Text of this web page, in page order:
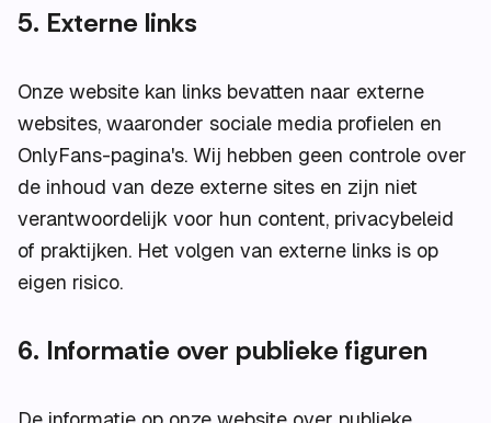
5. Externe links
Onze website kan links bevatten naar externe
websites, waaronder sociale media profielen en
OnlyFans-pagina's. Wij hebben geen controle over
de inhoud van deze externe sites en zijn niet
verantwoordelijk voor hun content, privacybeleid
of praktijken. Het volgen van externe links is op
eigen risico.
6. Informatie over publieke figuren